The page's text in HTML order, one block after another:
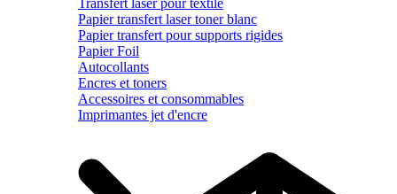
Papier transfert laser toner blanc
Papier transfert pour supports rigides
Papier Foil
Autocollants
Encres et toners
Accessoires et consommables
Imprimantes jet d'encre